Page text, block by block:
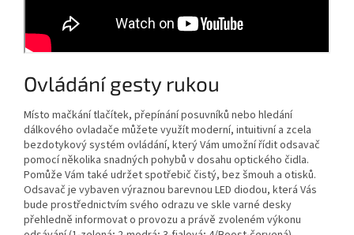
Ovládání gesty rukou
Místo mačkání tlačítek, přepínání posuvníků nebo hledání
dálkového ovladače můžete využít moderní, intuitivní a zcela
bezdotykový systém ovládání, který Vám umožní řídit odsavač
pomocí několika snadných pohybů v dosahu optického čidla.
Pomůže Vám také udržet spotřebič čistý, bez šmouh a otisků.
Odsavač je vybaven výraznou barevnou LED diodou, která Vás
bude prostřednictvím svého odrazu ve skle varné desky
přehledně informovat o provozu a právě zvoleném výkonu